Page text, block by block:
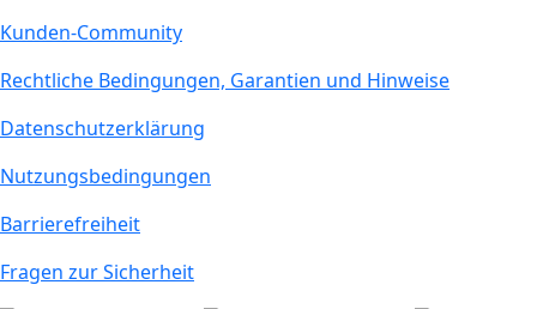
Kunden-Community
Rechtliche Bedingungen, Garantien und Hinweise
Datenschutzerklärung
Nutzungsbedingungen
Barrierefreiheit
Fragen zur Sicherheit